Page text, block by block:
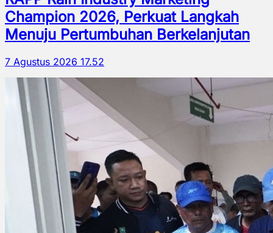
Champion 2026, Perkuat Langkah
Menuju Pertumbuhan Berkelanjutan
7 Agustus 2026 17.52